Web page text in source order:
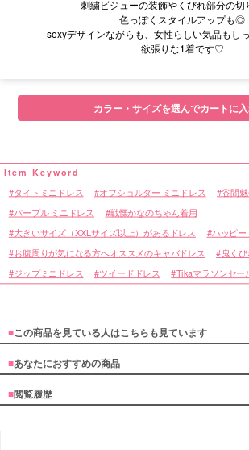
刺繍ビジューの装飾やくびれ部分の切
色っぽくスタイルアップも◎
sexyデザインながらも、女性らしい気品もし
欲張りな1着です♡
カラー・サイズを選んでカートに
タイトミニドレス オフショルダー ミニドレス 谷間
パープル ミニドレス 戦慄かなのちゃん着用
大きいサイズ（XXLサイズ以上）があるドレス
ハッピー
お腹周りが気になる方へオススメのキャバドレス
鬼く
ジップミニドレス
ツイードドレス Tikaマラソンセー
■この商品を見ている人はこちらも見ています
■あなたにおすすめの商品
■閲覧履歴